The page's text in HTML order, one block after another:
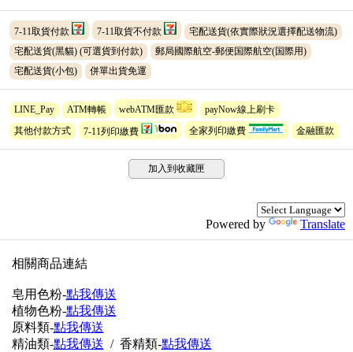
7-11取貨付款 7-11取貨不付款
宅配送貨(依實際狀況選擇配送物流)
宅配送貨(黑貓) (可選貨到付款)
郵局國際航空-郵便国際航空(国際用)
宅配送貨(小包)
併單出貨免運
LINE_Pay ATM轉帳 webATM匯款
payNow線上刷卡
其他付款方式
7-11列印繳費 全家列印繳費 金融匯款
加入到收藏匣
Powered by Translate
相關商品連結
皂用色粉-點我傳送
植物色粉-點我傳送
原料類-點我傳送
精油類-點我傳送 / 香精類-點我傳送